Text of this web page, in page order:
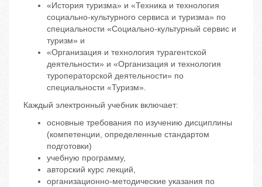
«История туризма» и «Техника и технология
социально-культурного сервиса и туризма» по
специальности «Социально-культурный сервис и
туризм» и
«Организация и технология турагентской
деятельности» и «Организация и технология
туроператорской деятельности» по
специальности «Туризм».
Каждый электронный учебник включает:
основные требования по изучению дисциплины
(компетенции, определенные стандартом
подготовки)
учебную программу,
авторский курс лекций,
организационно-методические указания по